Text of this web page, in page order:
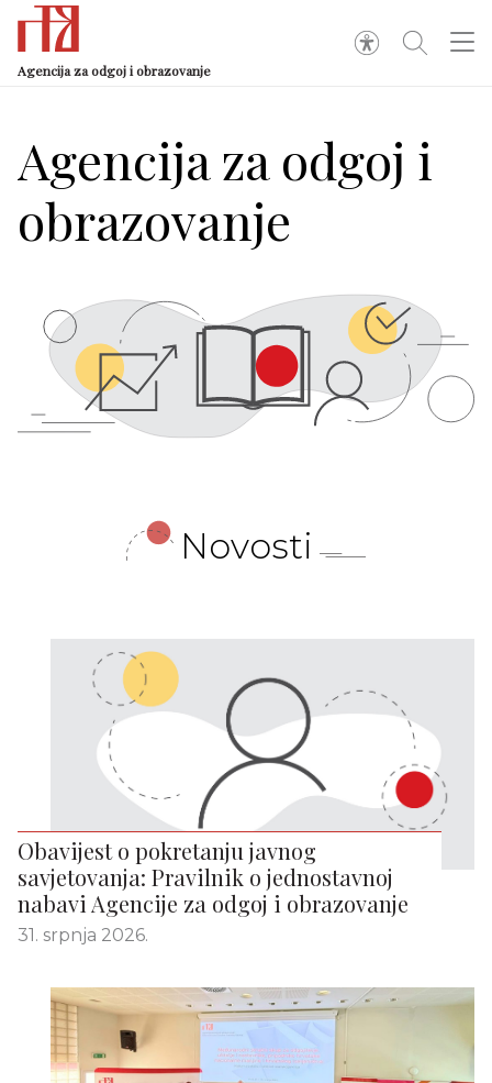
Agencija za odgoj i obrazovanje
Agencija za odgoj i
obrazovanje
Novosti
Obavijest o pokretanju javnog
savjetovanja: Pravilnik o jednostavnoj
nabavi Agencije za odgoj i obrazovanje
31. srpnja 2026.